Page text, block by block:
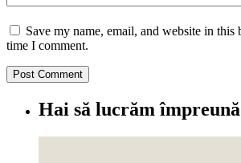
Save my name, email, and website in this
time I comment.
Hai să lucrăm împreună